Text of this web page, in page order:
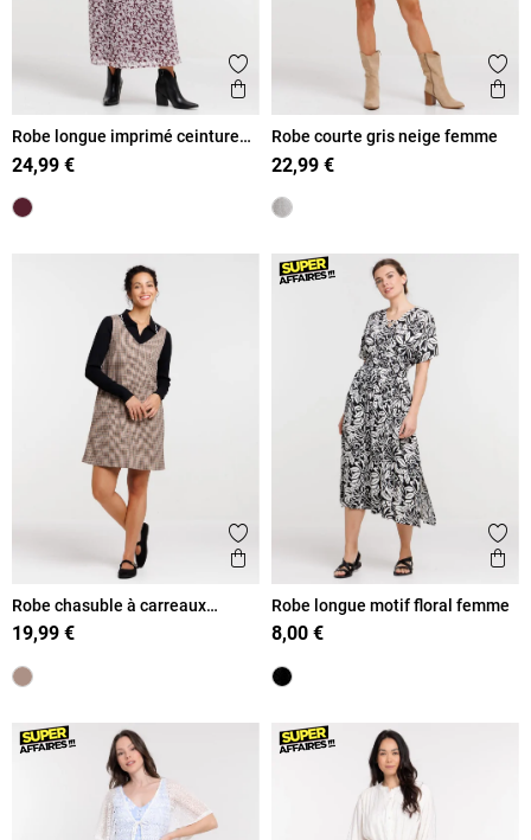
Ajouter aux favoris
Aperçu rapide
Robe longue imprimé ceinture
femme
24,99 €
Robe courte gris neige femme
22,99 €
Ajouter aux favoris
Aperçu rapide
Robe chasuble à carreaux
femme
19,99 €
Robe longue motif floral femme
8,00 €